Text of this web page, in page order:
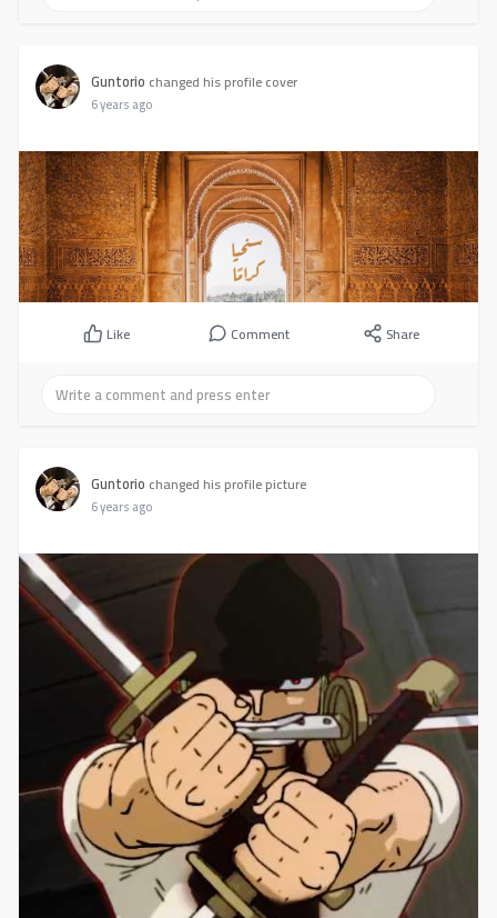
Guntorio changed his profile cover
6 years ago
Like Comment Share
Guntorio changed his profile picture
6 years ago